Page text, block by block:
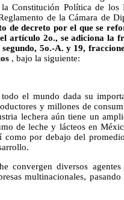
Constitución Política de los
de la Cámara de
de decreto por el que se
artículo 2o., se adiciona la
5o.-A. y 19,
, bajo la siguiente:
el mundo dada su
y millones de
lechera aún tiene un
de leche y lácteos en
como por debajo del
convergen diversos
multinacionales,